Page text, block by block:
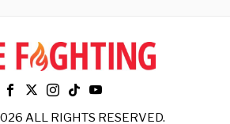
ALL RIGHTS RESERVED.